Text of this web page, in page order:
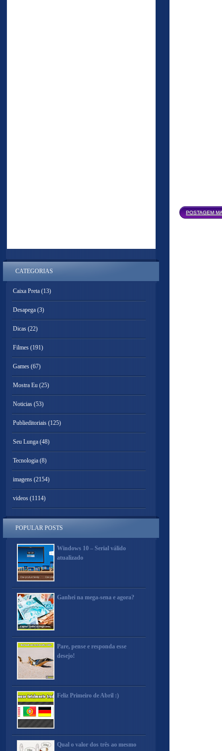
POSTAGEM
CATEGORIAS
Caixa Preta (13)
Desapega (3)
Dicas (22)
Filmes (191)
Games (67)
Mostra Eu (25)
Noticias (53)
Publieditoriais (125)
Seu Lunga (48)
Tecnologia (8)
imagens (2154)
videos (1114)
POPULAR POSTS
Windows 10 – Serial válido
atualizado
Ganhei na mega-sena e agora?
Pare, pense e responda esse
desejo!
Feliz Primeiro de Abril :)
Qual o valor dos três ao mesmo